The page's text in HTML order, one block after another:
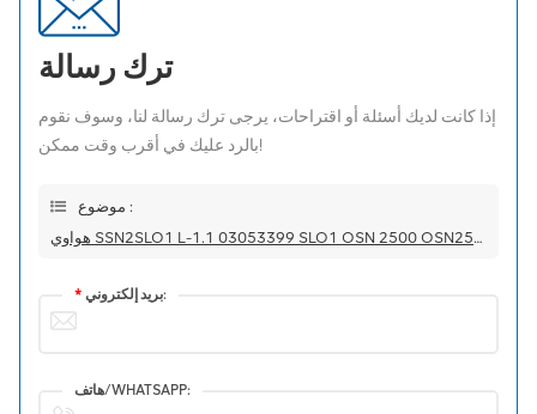
ترك رسالة
إذا كانت لديك أسئلة أو اقتراحات، يرجى ترك رسالة لنا، وسوف نقوم
بالرد عليك في أقرب وقت ممكن!
موضوع :
هواوي SSN2SLO1 L-1.1 03053399 SLO1 OSN 2500 OSN2500 SSN2SL01 SL01 STM-1 لوحة الواجهة البصرية
* بريد إلكتروني:
هاتف/WHATSAPP: